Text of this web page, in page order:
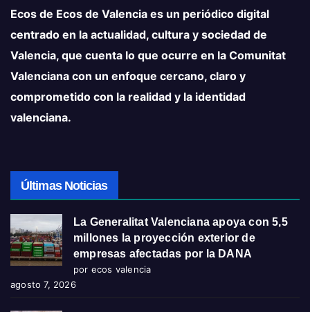
Ecos de Ecos de Valencia es un periódico digital
centrado en la actualidad, cultura y sociedad de
Valencia, que cuenta lo que ocurre en la Comunitat
Valenciana con un enfoque cercano, claro y
comprometido con la realidad y la identidad
valenciana.
Últimas Noticias
La Generalitat Valenciana apoya con 5,5
millones la proyección exterior de
empresas afectadas por la DANA
por ecos valencia
agosto 7, 2026